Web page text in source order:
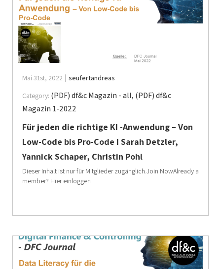
Mai 31st, 2022
seufertandreas
Category: (PDF) df&c Magazin - all, (PDF) df&c
Magazin 1-2022
Für jeden die richtige KI -Anwendung – Von
Low-Code bis Pro-Code I Sarah Detzler,
Yannick Schaper, Christin Pohl
Dieser Inhalt ist nur für Mitglieder zugänglich.Join NowAlready a
member? Hier einloggen